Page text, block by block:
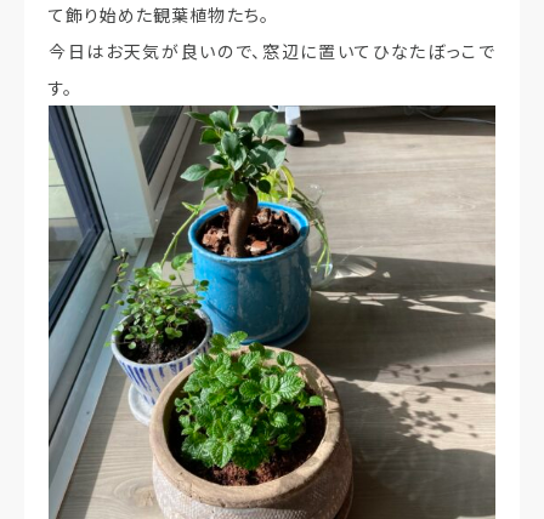
て飾り始めた観葉植物たち。
今日はお天気が良いので、窓辺に置いてひなたぼっこで
す。